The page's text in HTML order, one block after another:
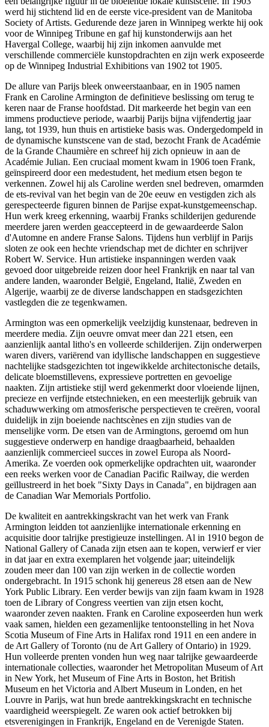
werd hij stichtend lid en de eerste vice-president van de Manitoba
Society of Artists. Gedurende deze jaren in Winnipeg werkte hij ook
voor de Winnipeg Tribune en gaf hij kunstonderwijs aan het
Havergal College, waarbij hij zijn inkomen aanvulde met
verschillende commerciële kunstopdrachten en zijn werk exposeerde
op de Winnipeg Industrial Exhibitions van 1902 tot 1905.
De allure van Parijs bleek onweerstaanbaar, en in 1905 namen
Frank en Caroline Armington de definitieve beslissing om terug te
keren naar de Franse hoofdstad. Dit markeerde het begin van een
immens productieve periode, waarbij Parijs bijna vijfendertig jaar
lang, tot 1939, hun thuis en artistieke basis was. Ondergedompeld in
de dynamische kunstscene van de stad, bezocht Frank de Académie
de la Grande Chaumière en schreef hij zich opnieuw in aan de
Académie Julian. Een cruciaal moment kwam in 1906 toen Frank,
geïnspireerd door een medestudent, het medium etsen begon te
verkennen. Zowel hij als Caroline werden snel bedreven, omarmden
de ets-revival van het begin van de 20e eeuw en vestigden zich als
gerespecteerde figuren binnen de Parijse expat-kunstgemeenschap.
Hun werk kreeg erkenning, waarbij Franks schilderijen gedurende
meerdere jaren werden geaccepteerd in de gewaardeerde Salon
d'Automne en andere Franse Salons. Tijdens hun verblijf in Parijs
sloten ze ook een hechte vriendschap met de dichter en schrijver
Robert W. Service. Hun artistieke inspanningen werden vaak
gevoed door uitgebreide reizen door heel Frankrijk en naar tal van
andere landen, waaronder België, Engeland, Italië, Zweden en
Algerije, waarbij ze de diverse landschappen en stadsgezichten
vastlegden die ze tegenkwamen.
Armington was een opmerkelijk veelzijdig kunstenaar, bedreven in
meerdere media. Zijn oeuvre omvat meer dan 221 etsen, een
aanzienlijk aantal litho's en volleerde schilderijen. Zijn onderwerpen
waren divers, variërend van idyllische landschappen en suggestieve
nachtelijke stadsgezichten tot ingewikkelde architectonische details,
delicate bloemstillevens, expressieve portretten en gevoelige
naakten. Zijn artistieke stijl werd gekenmerkt door vloeiende lijnen,
precieze en verfijnde etstechnieken, en een meesterlijk gebruik van
schaduwwerking om atmosferische perspectieven te creëren, vooral
duidelijk in zijn boeiende nachtscènes en zijn studies van de
menselijke vorm. De etsen van de Armingtons, geroemd om hun
suggestieve onderwerp en handige draagbaarheid, behaalden
aanzienlijk commercieel succes in zowel Europa als Noord-
Amerika. Ze voerden ook opmerkelijke opdrachten uit, waaronder
een reeks werken voor de Canadian Pacific Railway, die werden
geïllustreerd in het boek "Sixty Days in Canada", en bijdragen aan
de Canadian War Memorials Portfolio.
De kwaliteit en aantrekkingskracht van het werk van Frank
Armington leidden tot aanzienlijke internationale erkenning en
acquisitie door talrijke prestigieuze instellingen. Al in 1910 begon de
National Gallery of Canada zijn etsen aan te kopen, verwierf er vier
in dat jaar en extra exemplaren het volgende jaar; uiteindelijk
zouden meer dan 100 van zijn werken in de collectie worden
ondergebracht. In 1915 schonk hij genereus 28 etsen aan de New
York Public Library. Een verder bewijs van zijn faam kwam in 1928
toen de Library of Congress veertien van zijn etsen kocht,
waaronder zeven naakten. Frank en Caroline exposeerden hun werk
vaak samen, hielden een gezamenlijke tentoonstelling in het Nova
Scotia Museum of Fine Arts in Halifax rond 1911 en een andere in
de Art Gallery of Toronto (nu de Art Gallery of Ontario) in 1929.
Hun volleerde prenten vonden hun weg naar talrijke gewaardeerde
internationale collecties, waaronder het Metropolitan Museum of Art
in New York, het Museum of Fine Arts in Boston, het British
Museum en het Victoria and Albert Museum in Londen, en het
Louvre in Parijs, wat hun brede aantrekkingskracht en technische
vaardigheid weerspiegelt. Ze waren ook actief betrokken bij
etsverenigingen in Frankrijk, Engeland en de Verenigde Staten.